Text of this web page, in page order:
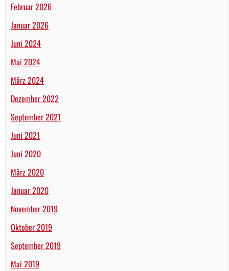
Februar 2026
Januar 2026
Juni 2024
Mai 2024
März 2024
Dezember 2022
September 2021
Juni 2021
Juni 2020
März 2020
Januar 2020
November 2019
Oktober 2019
September 2019
Mai 2019